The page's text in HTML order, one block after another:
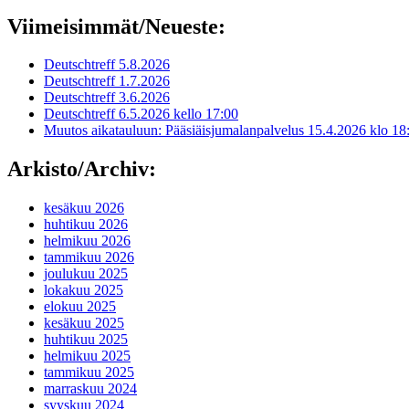
Viimeisimmät/Neueste:
Deutschtreff 5.8.2026
Deutschtreff 1.7.2026
Deutschtreff 3.6.2026
Deutschtreff 6.5.2026 kello 17:00
Muutos aikatauluun: Pääsiäisjumalanpalvelus 15.4.2026 klo
Arkisto/Archiv:
kesäkuu 2026
huhtikuu 2026
helmikuu 2026
tammikuu 2026
joulukuu 2025
lokakuu 2025
elokuu 2025
kesäkuu 2025
huhtikuu 2025
helmikuu 2025
tammikuu 2025
marraskuu 2024
syyskuu 2024